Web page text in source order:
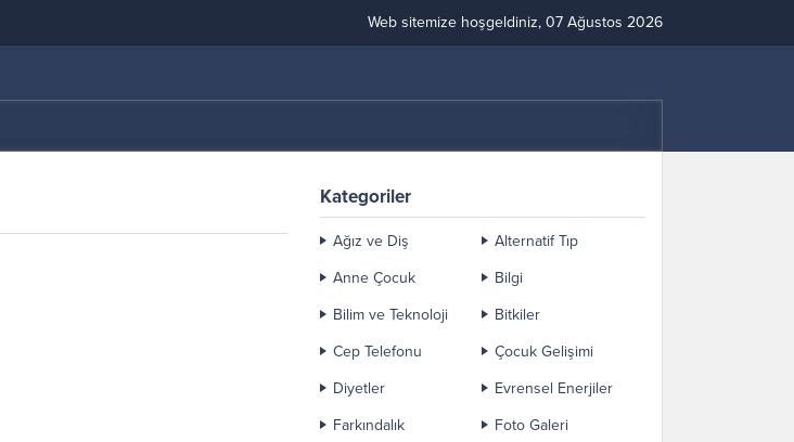
Web sitemize hoşgeldiniz, 07 Ağustos 2026
Kategoriler
Ağız ve Diş
Alternatif Tıp
Anne Çocuk
Bilgi
Bilim ve Teknoloji
Bitkiler
Cep Telefonu
Çocuk Gelişimi
Diyetler
Evrensel Enerjiler
Farkındalık
Foto Galeri